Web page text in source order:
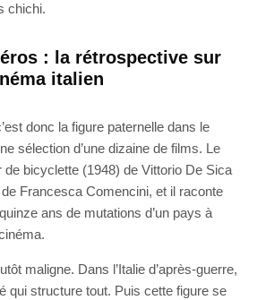
chichi.
: la rétrospective sur
italien
donc la figure paternelle dans le
sélection d’une dizaine de films. Le
de bicyclette (1948) de Vittorio De Sica
Francesca Comencini, et il raconte
ans de mutations d’un pays à
maligne. Dans l’Italie d’après-guerre,
qui structure tout. Puis cette figure se